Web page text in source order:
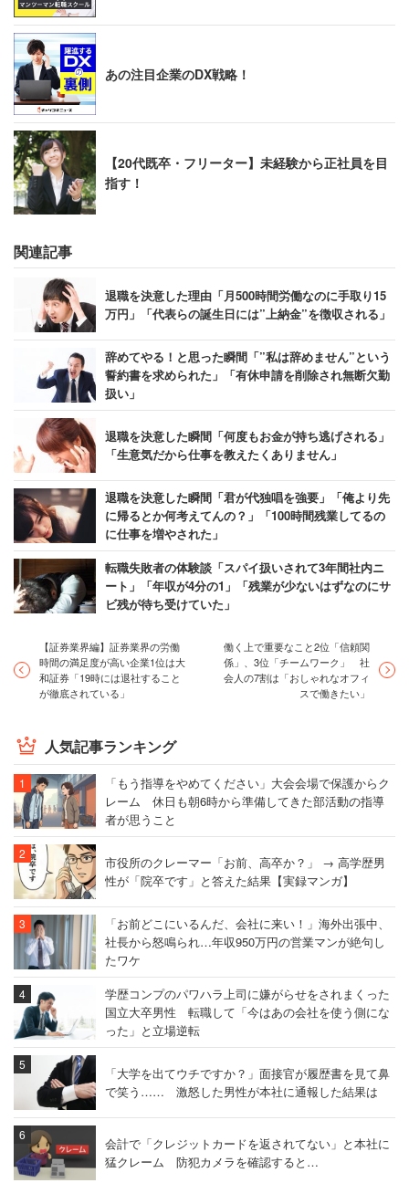
あの注目企業のDX戦略！
【20代既卒・フリーター】未経験から正社員を目
指す！
関連記事
退職を決意した理由「月500時間労働なのに手取り15
万円」「代表らの誕生日には”上納金”を徴収される」
辞めてやる！と思った瞬間「”私は辞めません”という
誓約書を求められた」「有休申請を削除され無断欠勤
扱い」
退職を決意した瞬間「何度もお金が持ち逃げされる」
「生意気だから仕事を教えたくありません」
退職を決意した瞬間「君が代独唱を強要」「俺より先
に帰るとか何考えてんの？」「100時間残業してるの
に仕事を増やされた」
転職失敗者の体験談「スパイ扱いされて3年間社内ニ
ート」「年収が4分の1」「残業が少ないはずなのにサ
ビ残が待ち受けていた」
【証券業界編】証券業界の労働
時間の満足度が高い企業1位は大
和証券「19時には退社すること
が徹底されている」
働く上で重要なこと2位「信頼関
係」、3位「チームワーク」 社
会人の7割は「おしゃれなオフィ
スで働きたい」
人気記事ランキング
「もう指導をやめてください」大会会場で保護からク
レーム 休日も朝6時から準備してきた部活動の指導
者が思うこと
市役所のクレーマー「お前、高卒か？」 → 高学歴男
性が「院卒です」と答えた結果【実録マンガ】
「お前どこにいるんだ、会社に来い！」海外出張中、
社長から怒鳴られ…年収950万円の営業マンが絶句し
たワケ
学歴コンプのパワハラ上司に嫌がらせをされまくった
国立大卒男性 転職して「今はあの会社を使う側にな
った」と立場逆転
「大学を出てウチですか？」面接官が履歴書を見て鼻
で笑う…… 激怒した男性が本社に通報した結果は
会計で「クレジットカードを返されてない」と本社に
猛クレーム 防犯カメラを確認すると…